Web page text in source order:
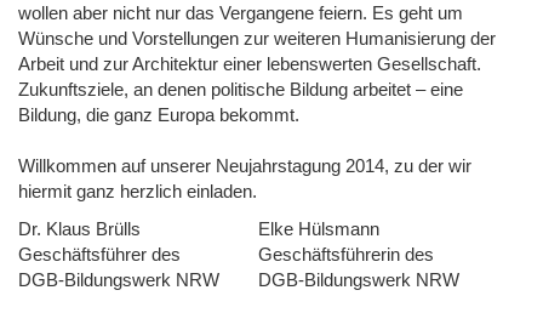
wollen aber nicht nur das Vergangene feiern. Es geht um
Wünsche und Vorstellungen zur weiteren Humanisierung der
Arbeit und zur Architektur einer lebenswerten Gesellschaft.
Zukunftsziele, an denen politische Bildung arbeitet – eine
Bildung, die ganz Europa bekommt.
Willkommen auf unserer Neujahrstagung 2014, zu der wir
hiermit ganz herzlich einladen.
Dr. Klaus Brülls
Geschäftsführer des
DGB-Bildungswerk NRW
Elke Hülsmann
Geschäftsführerin des
DGB-Bildungswerk NRW